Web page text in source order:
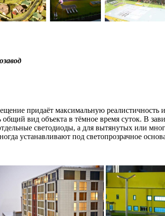
придаёт максимальную
общий вид объекта в тёмное время суток. В
светодиоды, а для вытянутых или
устанавливают под светопрозрачное